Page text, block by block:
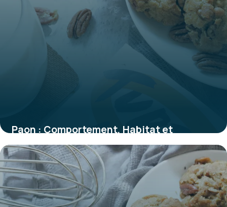
Paon : Comportement, Habitat et
Caractéristiques
30 mai 2026